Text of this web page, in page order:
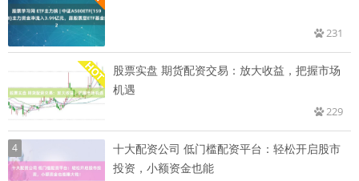
231
股票实盘 期货配资交易：放大收益，把握市场
机遇
229
4
十大配资公司 低门槛配资平台：轻松开启股市
投资，小额资金也能